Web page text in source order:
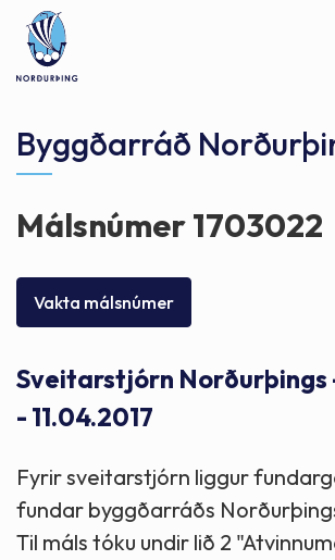
Leita
Byggðarráð
Málsnúmer 1703022
Vakta málsnúmer
Sveitarstjórn Norðurþings
- 11.04.2017
Fyrir sveitarstjórn liggur
fundar byggðarráðs
Til máls tóku undir lið 2